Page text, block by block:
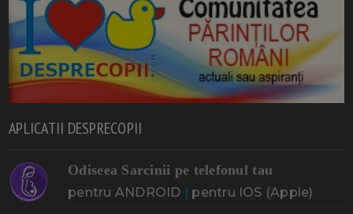
APLICATII DESPRECOPII
Odiseea Sarcinii pe telefonul tau
pentru ANDROID pentru IOS (Apple)